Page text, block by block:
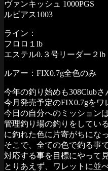
ヴァンキッシュ 1000PGS
ルビアス1003
ライン：
フロロ１lb
エステル0.３号リーダー２lb
ルアー：FIX0.7g全色のみ
今年の釣り始めも308Clubさ
今月発売予定のFIX0.7gをワ
今日の自分へのミッション
管理釣り場の釣りをしてい
に釣れた色に片寄がちにな
そこで、全ての色で釣る事
対応する事を目標にやって
とりあえず、ワレットに並